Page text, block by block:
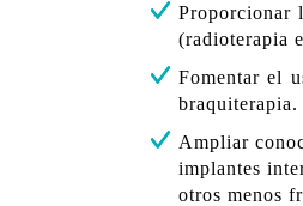
Proporcionar
(radioterapia
Fomentar el
braquiterapia.
Ampliar
implantes
otros menos